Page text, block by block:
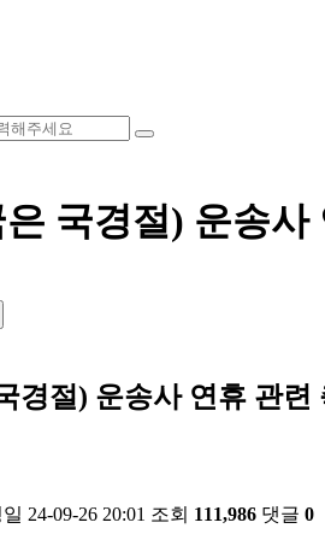
국경절) 운송
경절) 운송사 연휴 관련
24-09-26 20:01 조회 111,986 댓글 0